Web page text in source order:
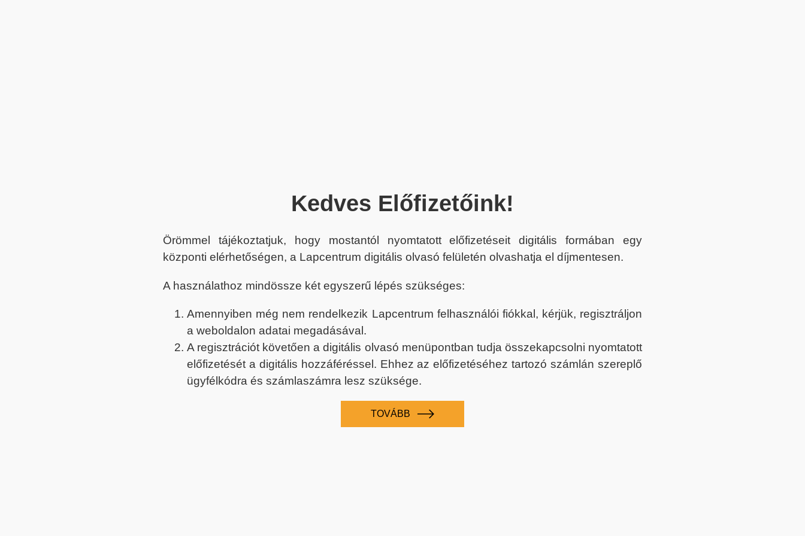
Kedves Előfizetőink!
Örömmel tájékoztatjuk, hogy mostantól nyomtatott előfizetéseit digitális formában egy
központi elérhetőségen, a Lapcentrum digitális olvasó felületén olvashatja el díjmentesen.
A használathoz mindössze két egyszerű lépés szükséges:
Amennyiben még nem rendelkezik Lapcentrum felhasználói fiókkal, kérjük, regisztráljon
a weboldalon adatai megadásával.
A regisztrációt követően a digitális olvasó menüpontban tudja összekapcsolni nyomtatott
előfizetését a digitális hozzáféréssel. Ehhez az előfizetéséhez tartozó számlán szereplő
ügyfélkódra és számlaszámra lesz szüksége.
TOVÁBB